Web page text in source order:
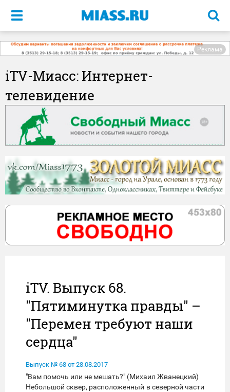
Меню
Реклама
iTV-Миасс: Интернет-
телевидение
iTV. Выпуск 68.
"Пятиминутка правды" –
"Перемен требуют наши
сердца"
Выпуск № 68 от 28.08.2017
"Вам помочь или не мешать?" (Михаил Жванецкий)
Небольшой сквер, расположенный в северной части